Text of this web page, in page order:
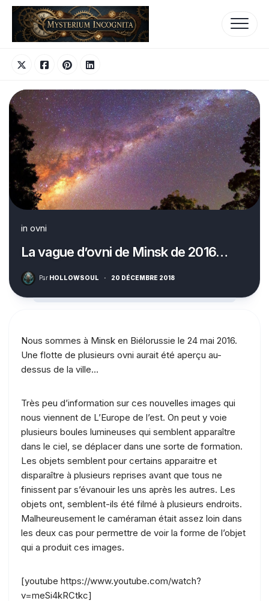
Skip
content
in ovni
La vague d’ovni de Minsk de 2016…
Par HOLLOWSOUL · 20 DÉCEMBRE 2018
Nous sommes à Minsk en Biélorussie le 24 mai 2016.
Une flotte de plusieurs ovni aurait été aperçu au-
dessus de la ville…
Très peu d’information sur ces nouvelles images qui
nous viennent de L’Europe de l’est. On peut y voie
plusieurs boules lumineuses qui semblent apparaître
dans le ciel, se déplacer dans une sorte de formation.
Les objets semblent pour certains apparaitre et
disparaître à plusieurs reprises avant que tous ne
finissent par s’évanouir les uns après les autres. Les
objets ont, semblent-ils été filmé à plusieurs endroits.
Malheureusement le caméraman était assez loin dans
les deux cas pour permettre de voir la forme de l’objet
qui a produit ces images.
[youtube https://www.youtube.com/watch?
v=meSi4kRCtkc]